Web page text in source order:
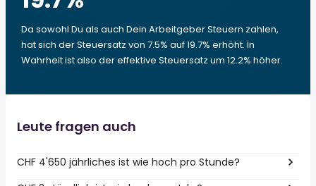
Da sowohl Du als auch Dein Arbeitgeber Steuern zahlen,
hat sich der Steuersatz von 7.5% auf 19.7% erhöht. In
Wahrheit ist also der effektive Steuersatz um 12.2% höher.
Leute fragen auch
CHF 4'650 jährliches ist wie hoch pro Stunde?